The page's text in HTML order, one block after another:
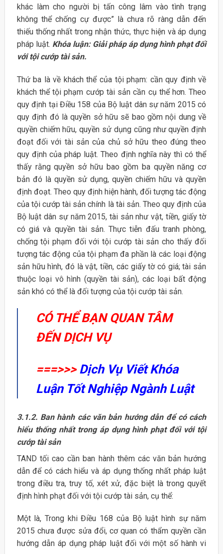
khác làm cho người bị tấn công lâm vào tình trạng
không thể chống cự được” là chưa rõ ràng dẫn đến
thiếu thống nhất trong nhận thức, thực hiện và áp dụng
pháp luật. Khóa luận: Giải pháp áp dụng hình phạt đối
với tội cướp tài sản.
Thứ ba là về khách thể của tội phạm: cần quy định về
khách thể tội phạm cướp tài sản cần cụ thể hơn. Theo
quy định tại Điều 158 của Bộ luật dân sự năm 2015 có
quy định đó là quyền sở hữu sẽ bao gồm nội dung về
quyền chiếm hữu, quyền sử dụng cũng như quyền định
đoạt đối với tài sản của chủ sở hữu theo đúng theo
quy định của pháp luật. Theo định nghĩa này thì có thể
thấy rằng quyền sở hữu bao gồm ba quyền năng cơ
bản đó là quyền sử dụng, quyền chiếm hữu và quyền
định đoạt. Theo quy định hiện hành, đối tượng tác động
của tội cướp tài sản chính là tài sản. Theo quy định của
Bộ luật dân sự năm 2015, tài sản như vật, tiền, giấy tờ
có giá và quyền tài sản. Thực tiễn đấu tranh phòng,
chống tội phạm đối với tội cướp tài sản cho thấy đối
tượng tác động của tội phạm đa phần là các loại động
sản hữu hình, đó là vật, tiền, các giấy tờ có giá; tài sản
thuộc loại vô hình (quyền tài sản), các loại bất động
sản khó có thể là đối tượng của tội cướp tài sản.
CÓ THỂ BẠN QUAN TÂM
ĐẾN DỊCH VỤ
===>>> Dịch Vụ Viết Khóa
Luận Tốt Nghiệp Ngành Luật
3.1.2. Ban hành các văn bản hướng dẫn để có cách
hiểu thống nhất trong áp dụng hình phạt đối với tội
cướp tài sản
TAND tối cao cần ban hành thêm các văn bản hướng
dẫn để có cách hiểu và áp dụng thống nhất pháp luật
trong điều tra, truy tố, xét xử, đặc biệt là trong quyết
định hình phạt đối với tội cướp tài sản, cụ thể:
Một là, Trong khi Điều 168 của Bộ luật hình sự năm
2015 chưa được sửa đổi, cơ quan có thẩm quyền cần
hướng dẫn áp dụng pháp luật đối với một số hành vi